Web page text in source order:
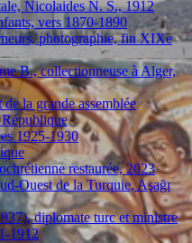
Nicolaides N. S., 1912
vers 1870-1890
photographie, fin XIXe
B., collectionneuse à Alger,
la grande assemblée
1925-1930
restaurée, 2023
Ouest de la Turquie, Aşağı
diplomate turc et ministre
1912